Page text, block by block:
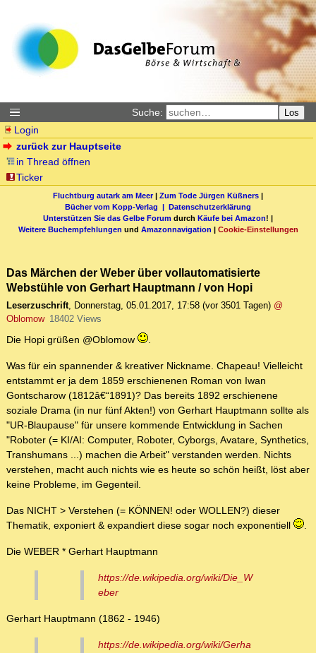
Suche: Los
Login
zurück zur Hauptseite
in Thread öffnen
Ticker
Fluchtburg autark am Meer| Zum Tode Jürgen Küßners |
Bücher vom Kopp-Verlag | Datenschutzerklärung
Unterstützen Sie das Gelbe Forum durch Käufe bei Amazon! |
Weitere Buchempfehlungen und Amazonnavigation | Cookie-Einstellungen
Das Märchen der Weber über vollautomatisierte
Webstühle von Gerhart Hauptmann / von Hopi
Leserzuschrift, Donnerstag, 05.01.2017, 17:58 (vor 3501 Tagen) @
Oblomow 18402 Views
Die Hopi grüßen @Oblomow .
Was für ein spannender & kreativer Nickname. Chapeau! Vielleicht
entstammt er ja dem 1859 erschienenen Roman von Iwan
Gontscharow (1812â€“1891)? Das bereits 1892 erschienene
soziale Drama (in nur fünf Akten!) von Gerhart Hauptmann sollte als
"UR-Blaupause" für unsere kommende Entwicklung in Sachen
"Roboter (= KI/AI: Computer, Roboter, Cyborgs, Avatare, Synthetics,
Transhumans ...) machen die Arbeit" verstanden werden. Nichts
verstehen, macht auch nichts wie es heute so schön heißt, löst aber
keine Probleme, im Gegenteil.
Das NICHT > Verstehen (= KÖNNEN! oder WOLLEN?) dieser
Thematik, exponiert & expandiert diese sogar noch exponentiell
.
Die WEBER * Gerhart Hauptmann
https://de.wikipedia.org/wiki/Die_W
eber
Gerhart Hauptmann (1862 - 1946)
https://de.wikipedia.org/wiki/Gerha